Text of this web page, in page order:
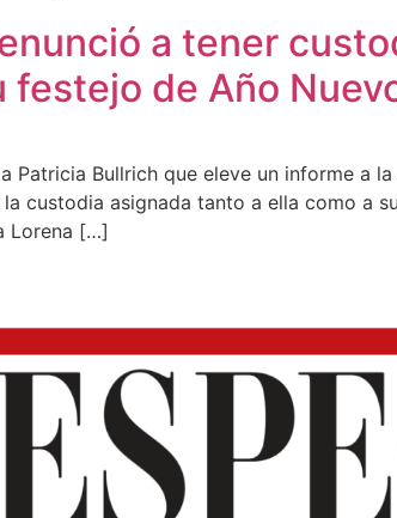
a tener
festejo de Año
Patricia Bullrich que eleve un informe a
custodia asignada tanto a ella como a
Lorena […]